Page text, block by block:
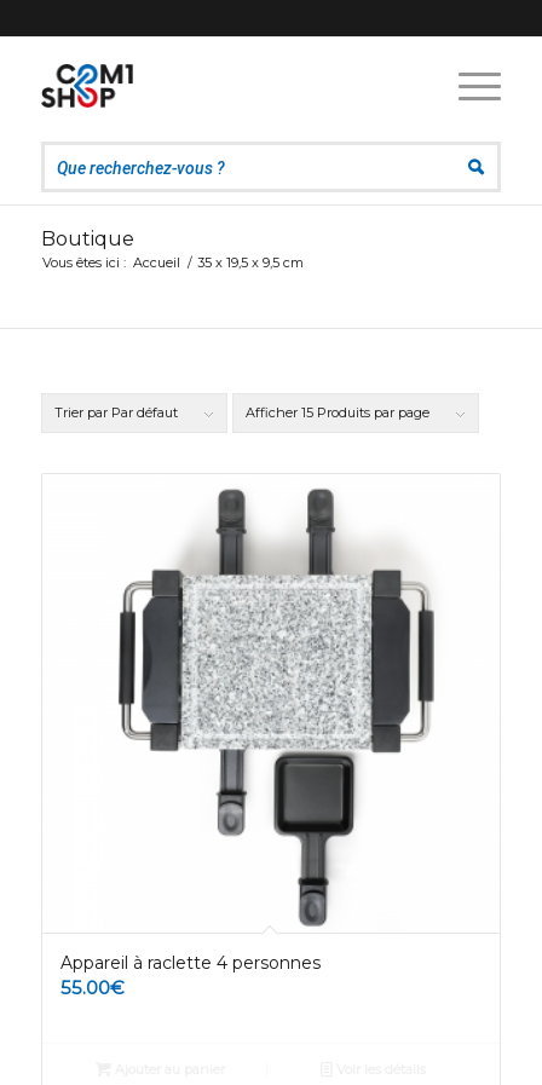
Boutique
Vous êtes ici : Accueil / 35 x 19,5 x 9,5 cm
Trier par Par défaut Afficher 15 Produits par page
Appareil à raclette 4 personnes
55.00€